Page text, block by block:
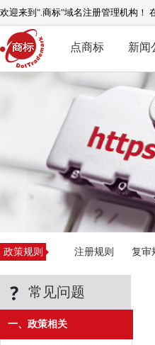
欢迎来到".商标"域名注册管理机构！
点商标 新闻
政策规则 注册规则 复审
常见问题
一、政策相关